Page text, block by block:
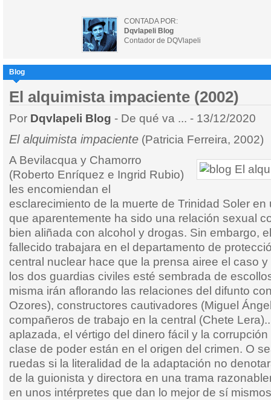
CONTADA POR:
Dqvlapeli Blog
Contador de DQVlapeli
Blog
El alquimista impaciente (2002)
Por Dqvlapeli Blog - De qué va ... - 13/12/2020
El alquimista impaciente (Patricia Ferreira, 2002)
A Bevilacqua y Chamorro
(Roberto Enríquez e Ingrid Rubio)
les encomiendan el
esclarecimiento de la muerte de Trinidad Soler en
que aparentemente ha sido una relación sexual
bien aliñada con alcohol y drogas. Sin embargo,
fallecido trabajara en el departamento de
central nuclear hace que la prensa airee el caso
los dos guardias civiles esté sembrada de
misma irán aflorando las relaciones del difunto
Ozores), constructores cautivadores (Miguel
compañeros de trabajo en la central (Chete
aplazada, el vértigo del dinero fácil y la
clase de poder están en el origen del crimen. O
ruedas si la literalidad de la adaptación no
de la guionista y directora en una trama
en unos intérpretes que dan lo mejor de sí